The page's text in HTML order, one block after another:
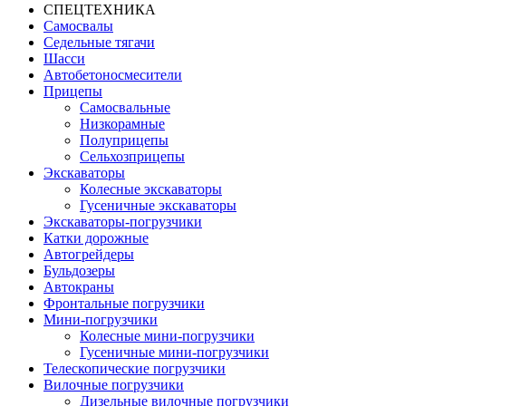
СПЕЦТЕХНИКА
Самосвалы
Седельные тягачи
Шасси
Автобетоно­смесители
Прицепы
Самосвальные
Низкорамные
Полуприцепы
Сельхозприцепы
Экскаваторы
Колесные экскаваторы
Гусеничные экскаваторы
Экскаваторы-погрузчики
Катки дорожные
Автогрейдеры
Бульдозеры
Автокраны
Фронтальные погрузчики
Мини-погрузчики
Колесные мини-погрузчики
Гусеничные мини-погрузчики
Телескопические погрузчики
Вилочные погрузчики
Дизельные вилочные погрузчики